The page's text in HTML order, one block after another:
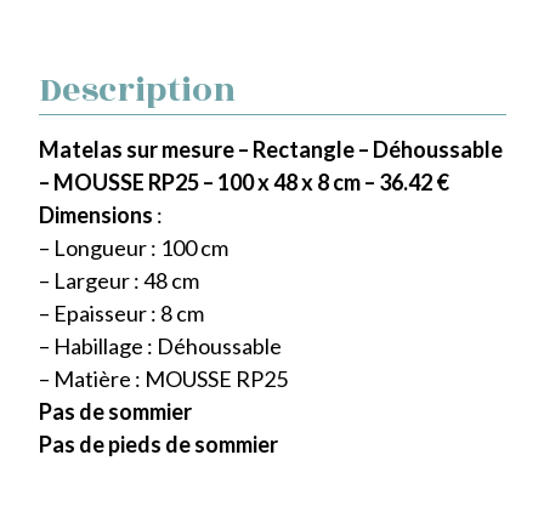
Description
Matelas sur mesure – Rectangle – Déhoussable
– MOUSSE RP25 – 100 x 48 x 8 cm – 36.42 €
Dimensions :
– Longueur : 100 cm
– Largeur : 48 cm
– Epaisseur : 8 cm
– Habillage : Déhoussable
– Matière : MOUSSE RP25
Pas de sommier
Pas de pieds de sommier